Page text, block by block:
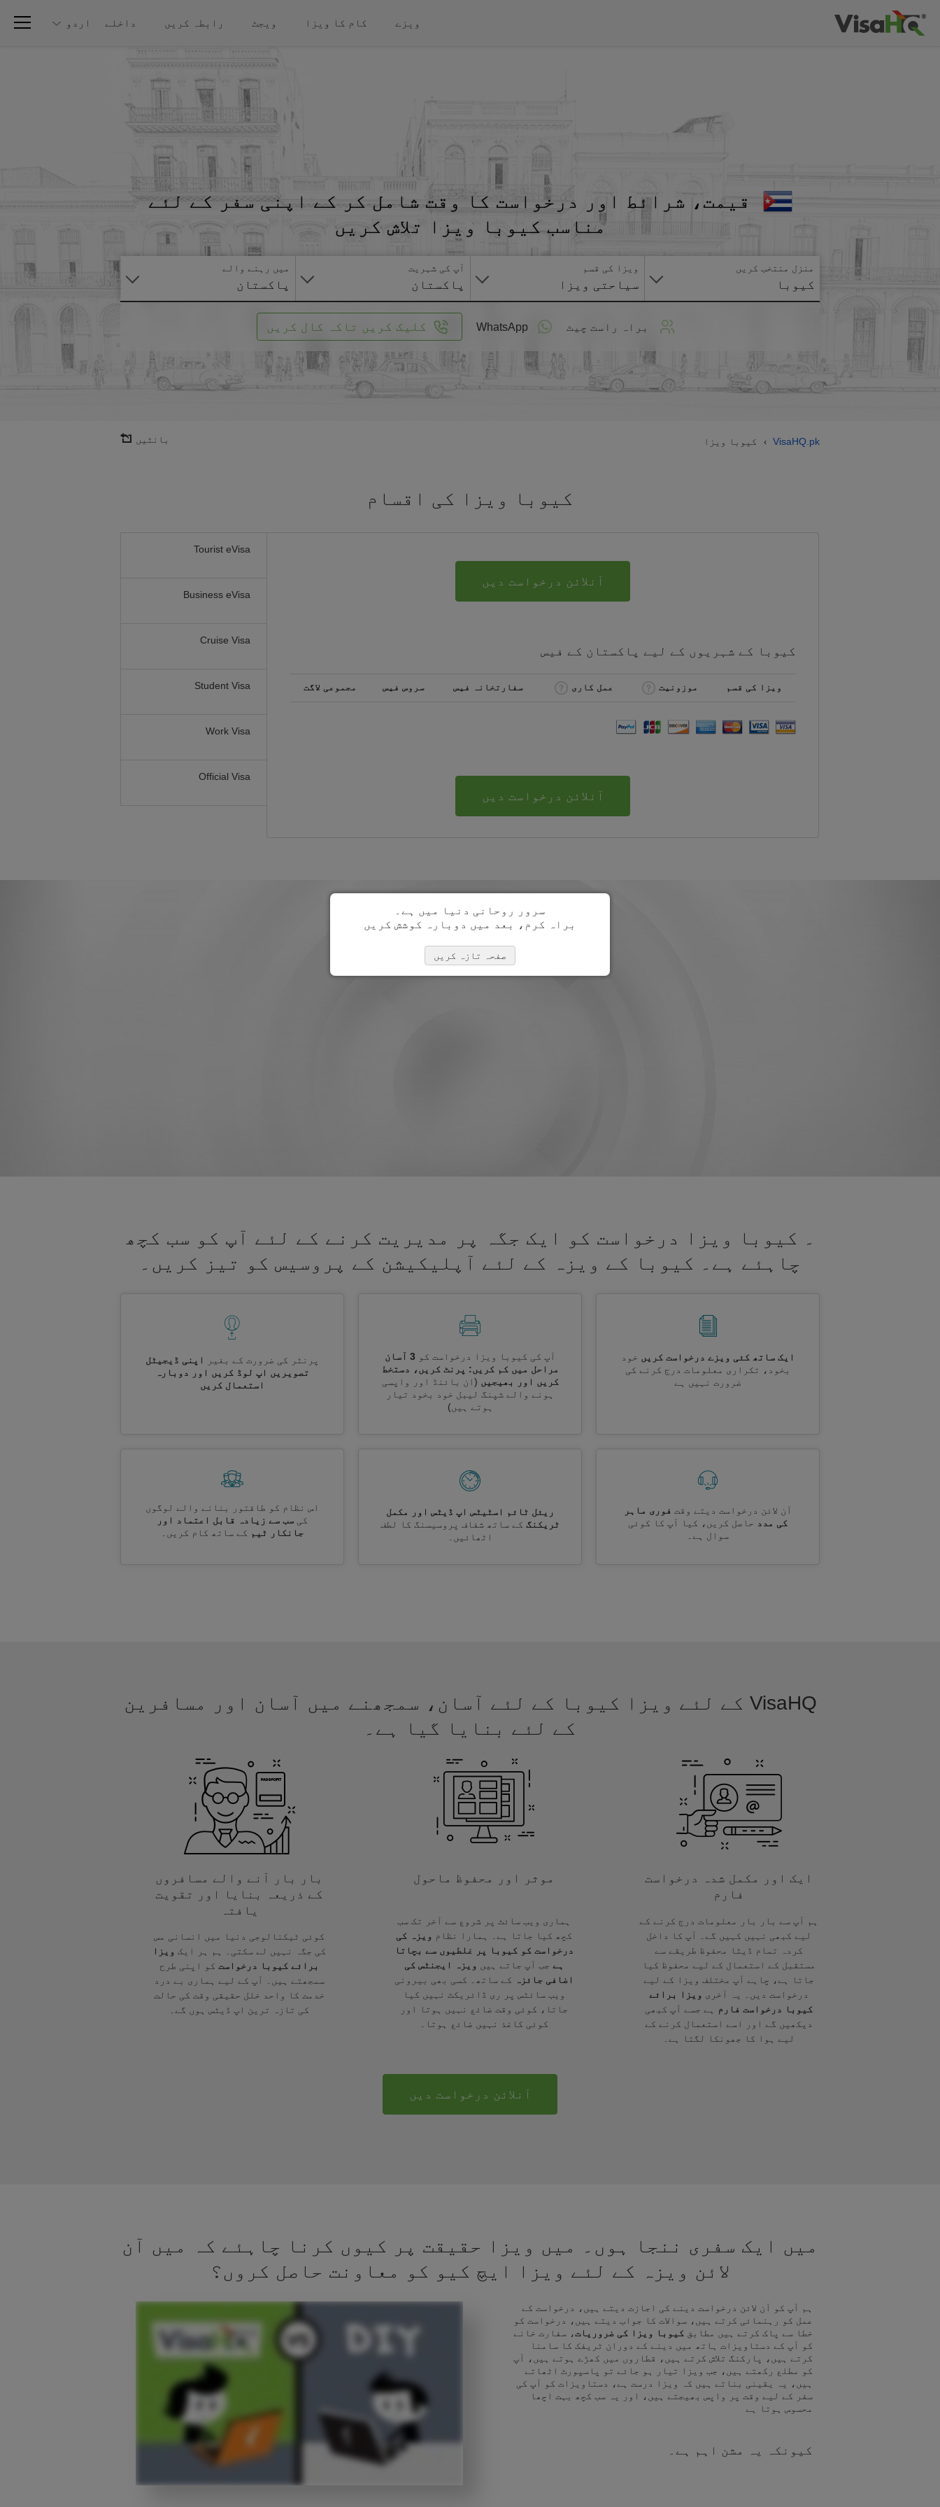
ویزے کام کا ویزا ویجٹ رابطہ کریں داخلے اردو
قیمت، شرائط اور درخواست کا وقت شامل کر کے اپنی سفر کے لئے
مناسب کیوبا ویزا تلاش کریں
منزل منتخب کریں
کیوبا
ویزا کی قسم
سیاحتی ویزا
آپ کی شہریت
پاکستان
میں رہنے والے
پاکستان
درخواست
براہ راست چیٹ WhatsApp کلیک کریں تاکہ کال کریں
VisaHQ.pk
› کیوبا ویزا بانٹیں
کیوبا ویزا کی اقسام
Tourist eVisa
Business eVisa
Cruise Visa
Student Visa
Work Visa
Official Visa
آنلائن درخواست دیں
کیوبا کے شہریوں کے لیے پاکستان کے فیس
ویزا کی قسم موزونیت عمل کاری سفارتخانہ فیس سروس فیس مجموعی لاگت
آنلائن درخواست دیں
۔ کیوبا ویزا درخواست کو ایک جگہ پر مدیریت کرنے کے لئے آپ کو سب کچھ
چاہئے ہے۔ کیوبا کے ویزہ کے لئے آپلیکیشن کے پروسیس کو تیز کریں۔
ایک ساتھ کئی ویزے درخواست کریں خود
بخود، تکراری معلومات درج کرنے کی
ضرورت نہیں ہے
آپ کی کیوبا ویزا درخواست کو
3 آسان
مراحل میں کم کریں: پرنٹ کریں، دستخط
کریں اور بھیجیں (ان بائنڈ اور واپسی
ہونے والے شپنگ لیبل خود بخود تیار
ہوتے ہیں)
پرنٹر کی ضرورت کے بغیر
اپنی ڈیجیٹل
تصویریں اپ لوڈ کریں اور دوبارہ
استعمال کریں
آن لائن درخواست دیتے وقت فوری ماہر
کی مدد حاصل کریں، کیا آپ کا کوئی
سوال ہے۔
ریئل ٹائم اسٹیٹس اپ ڈیٹس اور مکمل
ٹریکنگ کے ساتھ شفاف پروسیسنگ کا لطف
اٹھائیں۔
اس نظام کو طاقتور بنانے والے لوگوں
کی سب سے زیادہ قابل اعتماد اور
جانکار ٹیم کے ساتھ کام کریں۔
VisaHQ کے لئے ویزا کیوبا کے لئے آسان، سمجھنے میں آسان اور مسافرین
کے لئے بنایا گیا ہے۔
ایک اور مکمل شدہ درخواست
فارم
ہم آپ سے بار بار معلومات درج کرنے کے
لیے کبھی نہیں کہیں گے۔ آپ کا داخل
کردہ تمام ڈیٹا محفوظ طریقے سے
مستقبل کے استعمال کے لیے محفوظ کیا
جاتا ہے، چاہے آپ مختلف ویزا کے لیے
درخواست دیں۔ یہ آخری ویزا برائے
کیوبا درخواست فارم
ہے جسے آپ کبھی
دیکھیں گے اور اسے استعمال کرنے کے
لیے ہوا کا جھونکا لگتا ہے۔
موثر اور محفوظ ماحول
ہماری ویب سائٹ پر شروع سے آخر تک سب
کچھ کیا جاتا ہے۔ ہمارا نظام ویزہ کی
درخواست کو کیوبا پر غلطیوں سے بچاتا
ہے جب آپ جاتے ہیں
ویزہ ایجنٹس کی
اضافی جائزہ
کے ساتھ۔ کسی بھی بیرونی
ویب سائٹس پر ری ڈائریکٹ نہیں کیا
جاتا، کوئی وقت ضائع نہیں ہوتا اور
کوئی کاغذ نہیں ضائع ہوتا۔
بار بار آنے والے مسافروں
کے ذریعہ بنایا اور تقویت
یافتہ
کوئی ٹیکنالوجی دنیا میں انسانی مس
کی جگہ نہیں لے سکتی۔ ہم ہر ایک ویزا
برائے کیوبا درخواست کو اپنی طرح
سمجھتے ہیں۔ آپ کے لیے ہماری بے درد
خدمت کا واحد خلل حقیقی وقت کی حالت
کی تازہ ترین اپ ڈیٹس ہوں گے۔
آنلائن درخواست دیں
میں ایک سفری ننجا ہوں۔ میں ویزا حقیقت پر کیوں کرنا چاہئے کہ میں آن
لائن ویزہ کے لئے ویزا ایچ کیو کو معاونت حاصل کروں؟
ہم آپ کو آن لائن درخواست دینے کی اجازت دیتے ہیں، درخواست کے
عمل کو رہنمائی کرتے ہیں، سوالات کا جواب دیتے ہیں، درخواست کو
خطا سے پاک کرتے ہیں مطابق کیوبا ویزا کی ضروریات، سفارت خانے
کو آپ کے دستاویزات ہاتھ میں دینے کے دوران ٹریفک کا سامنا
کرتے ہیں، پارکنگ تلاش کرتے ہیں، قطاروں میں کھڑے ہوتے ہیں، آپ
کو مطلع رکھتے ہیں، جب ویزا تیار ہو جائے تو پاسپورٹ اٹھاتے
ہیں، یہ یقینی بناتے ہیں کہ ویزا درست ہے، دستاویزات کو آپ کی
سفر کے لیے وقت پر واپس بھیجتے ہیں، اور یہ سب کچھ بہت اچھا
محسوس ہوتا ہے
کیونکہ یہ مشن اہم ہے۔
سرور روحانی دنیا میں ہے۔
براہ کرم، بعد میں دوبارہ کوشش کریں
صفحہ تازہ کریں